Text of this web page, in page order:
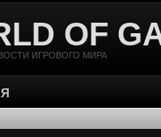
OF
ИГРОВОГО МИРА